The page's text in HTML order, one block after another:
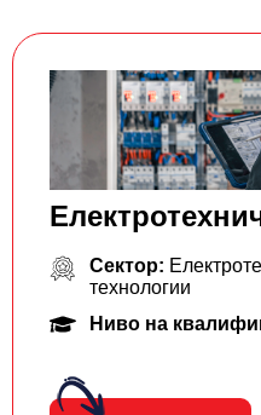
Сектор:
технологии
Ниво на